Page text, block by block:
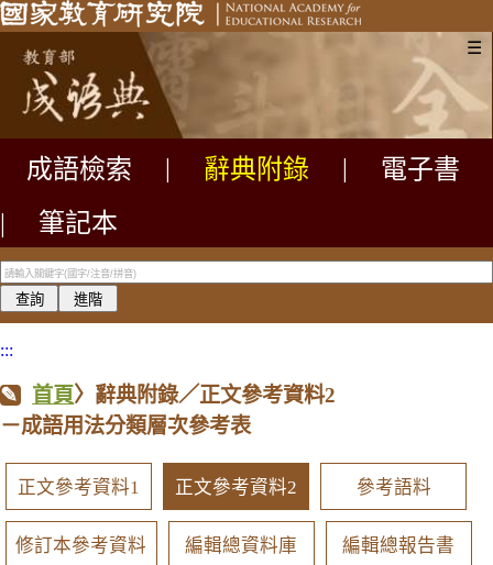
☰
成語檢索 辭典附錄
電子書
|
筆記本
:::
首頁〉辭典附錄／正文參考資料2
－成語用法分類層次參考表
正文參考資料1 正文參考資料2 參考語料
修訂本參考資料 編輯總資料庫 編輯總報告書